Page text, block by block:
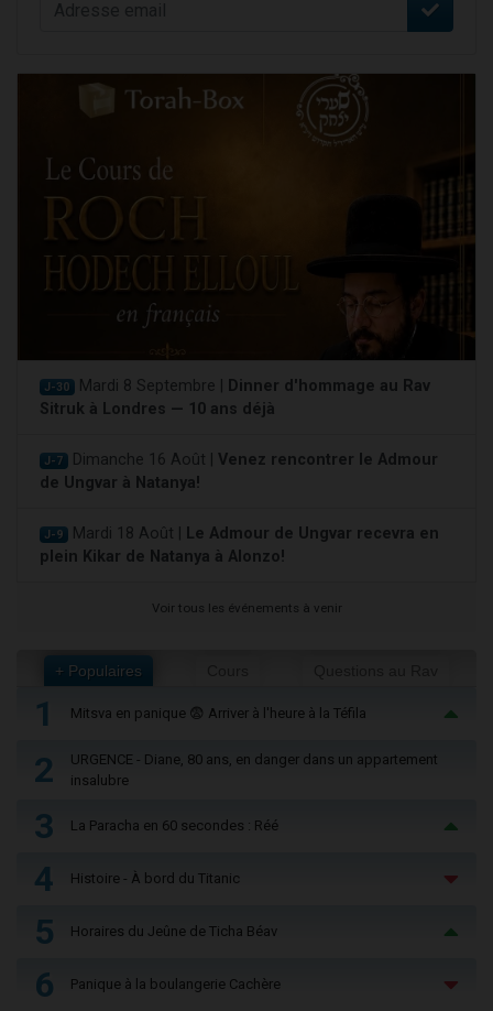
J-30 Mardi 8 Septembre |
Dinner d'hommage au Rav
Sitruk à Londres — 10 ans déjà
J-7 Dimanche 16 Août | Venez rencontrer le Admour
de Ungvar à Natanya!
J-9 Mardi 18 Août |
Le Admour de Ungvar recevra en
plein Kikar de Natanya à Alonzo!
Voir tous les événements à venir
+ Populaires
1 Mitsva en panique 😨 Arriver à l'heure à la Téfila
2
URGENCE - Diane, 80 ans, en danger dans un appartement
insalubre
3 La Paracha en 60 secondes : Réé
4 Histoire - À bord du Titanic
5 Horaires du Jeûne de Ticha Béav
6 Panique à la boulangerie Cachère